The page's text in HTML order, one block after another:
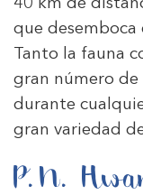
40 km de
que desemboca
Tanto la fauna
gran número de
durante
gran variedad
P.N.